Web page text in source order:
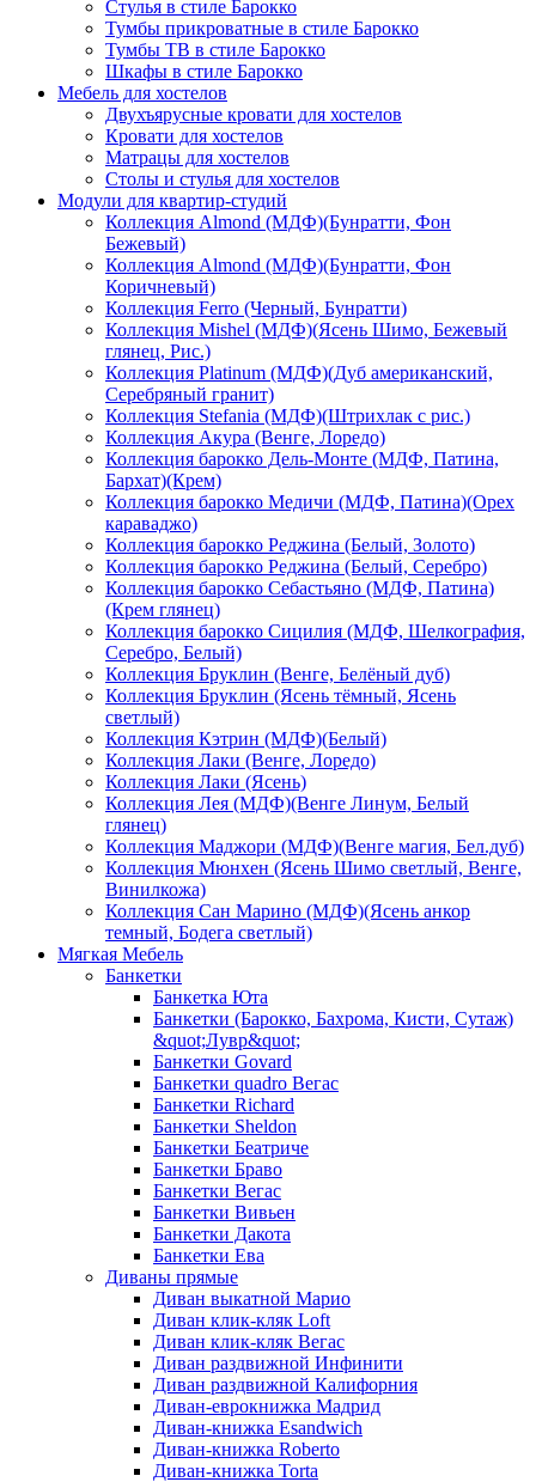
Стулья в стиле Барокко
Тумбы прикроватные в стиле Барокко
Тумбы ТВ в стиле Барокко
Шкафы в стиле Барокко
Мебель для хостелов
Двухъярусные кровати для хостелов
Кровати для хостелов
Матрацы для хостелов
Столы и стулья для хостелов
Модули для квартир-студий
Коллекция Almond (МДФ)(Бунратти, Фон
Бежевый)
Коллекция Almond (МДФ)(Бунратти, Фон
Коричневый)
Коллекция Ferro (Черный, Бунратти)
Коллекция Mishel (МДФ)(Ясень Шимо, Бежевый
глянец, Рис.)
Коллекция Platinum (МДФ)(Дуб американский,
Серебряный гранит)
Коллекция Stefania (МДФ)(Штрихлак с рис.)
Коллекция Акура (Венге, Лоредо)
Коллекция барокко Дель-Монте (МДФ, Патина,
Бархат)(Крем)
Коллекция барокко Медичи (МДФ, Патина)(Орех
караваджо)
Коллекция барокко Реджина (Белый, Золото)
Коллекция барокко Реджина (Белый, Серебро)
Коллекция барокко Себастьяно (МДФ, Патина)
(Крем глянец)
Коллекция барокко Сицилия (МДФ, Шелкография,
Серебро, Белый)
Коллекция Бруклин (Венге, Белёный дуб)
Коллекция Бруклин (Ясень тёмный, Ясень
светлый)
Коллекция Кэтрин (МДФ)(Белый)
Коллекция Лаки (Венге, Лоредо)
Коллекция Лаки (Ясень)
Коллекция Лея (МДФ)(Венге Линум, Белый
глянец)
Коллекция Маджори (МДФ)(Венге магия, Бел.дуб)
Коллекция Мюнхен (Ясень Шимо светлый, Венге,
Винилкожа)
Коллекция Сан Марино (МДФ)(Ясень анкор
темный, Бодега светлый)
Мягкая Мебель
Банкетки
Банкетка Юта
Банкетки (Барокко, Бахрома, Кисти, Сутаж)
&quot;Лувр&quot;
Банкетки Govard
Банкетки quadro Вегас
Банкетки Richard
Банкетки Sheldon
Банкетки Беатриче
Банкетки Браво
Банкетки Вегас
Банкетки Вивьен
Банкетки Дакота
Банкетки Ева
Диваны прямые
Диван выкатной Марио
Диван клик-кляк Loft
Диван клик-кляк Вегас
Диван раздвижной Инфинити
Диван раздвижной Калифорния
Диван-еврокнижка Мадрид
Диван-книжка Esandwich
Диван-книжка Roberto
Диван-книжка Torta